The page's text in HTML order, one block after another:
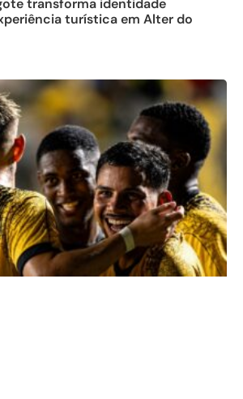
transforma identidade
turística em Alter do